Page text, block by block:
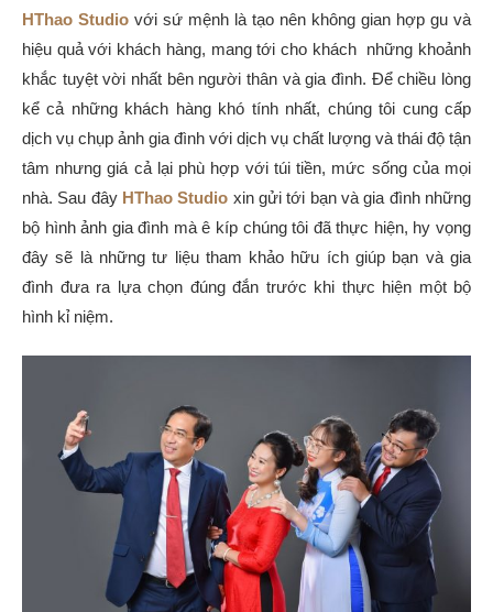
HThao Studio với sứ mệnh là tạo nên không gian hợp gu và
hiệu quả với khách hàng, mang tới cho khách những khoảnh
khắc tuyệt vời nhất bên người thân và gia đình. Để chiều lòng
kể cả những khách hàng khó tính nhất, chúng tôi cung cấp
dịch vụ chụp ảnh gia đình với dịch vụ chất lượng và thái độ tận
tâm nhưng giá cả lại phù hợp với túi tiền, mức sống của mọi
nhà. Sau đây HThao Studio xin gửi tới bạn và gia đình những
bộ hình ảnh gia đình mà ê kíp chúng tôi đã thực hiện, hy vọng
đây sẽ là những tư liệu tham khảo hữu ích giúp bạn và gia
đình đưa ra lựa chọn đúng đắn trước khi thực hiện một bộ
hình kỉ niệm.